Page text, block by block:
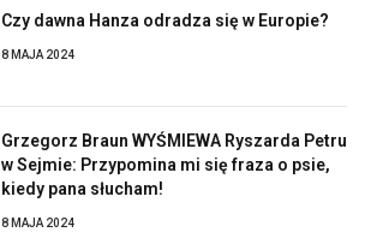
Czy dawna Hanza odradza się w Europie?
8 MAJA 2024
Grzegorz Braun WYŚMIEWA Ryszarda Petru
w Sejmie: Przypomina mi się fraza o psie,
kiedy pana słucham!
8 MAJA 2024